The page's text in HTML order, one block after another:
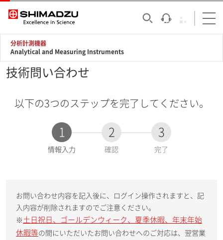
分析計測機器
Analytical and Measuring Instruments
技術問い合わせ
以下の3つのステップを完了してください。
1
現
情報入力
2
確認
3
完了
お問い合わせ内容を記入後に、ログイン操作されますと、記
入内容が削除されますのでご注意ください。
※ 土日祝日、ゴールデンウィーク、夏季休暇、年末年始
休暇等の間にいただいたお問い合わせへのご対応は、翌営業